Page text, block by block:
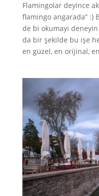
Flamingolar deyince
flamingo angarada” :)
de bi okumayı deneyin
da bir şekilde bu işe
en güzel, en orijinal,